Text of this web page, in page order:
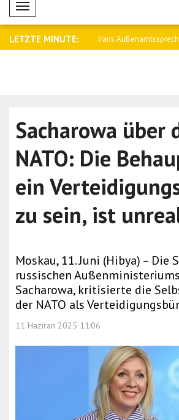
Mobil Menü
LETZTE MINUTE:
Baqaei an Saar: Wir werden die
Sacharowa über
NATO: Die
ein
zu sein, ist
Moskau, 11. Juni (Hibya) – Die
russischen
Sacharowa, kritisierte die
der NATO als
11 Haziran 2025 11:06